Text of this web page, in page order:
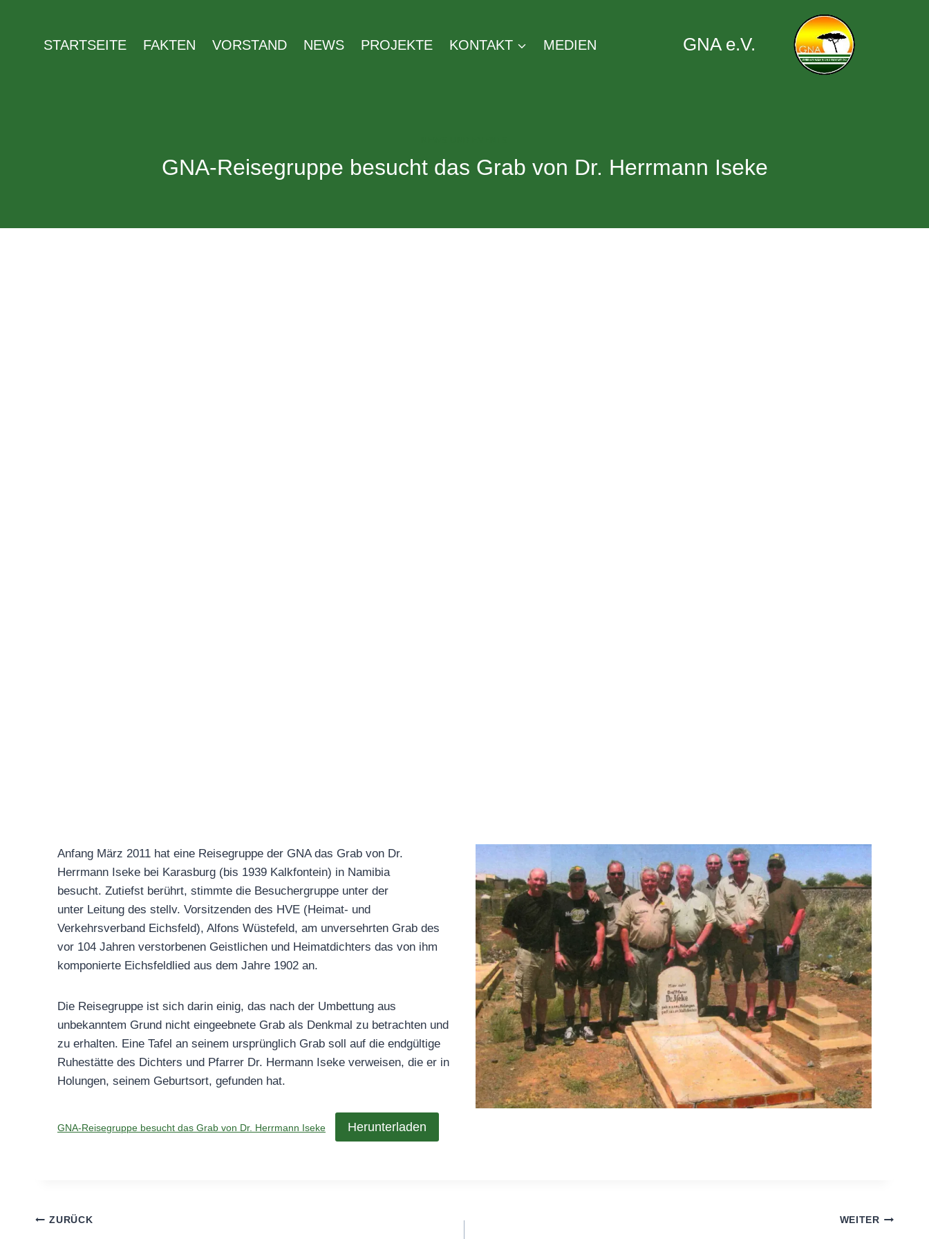
STARTSEITE FAKTEN VORSTAND NEWS PROJEKTE KONTAKT MEDIEN GNA e.V.
GNA-Reisegruppe besucht das Grab von Dr. Herrmann Iseke
Anfang März 2011 hat eine Reisegruppe der GNA das Grab von Dr.
Herrmann Iseke bei Karasburg (bis 1939 Kalkfontein) in Namibia
besucht. Zutiefst berührt, stimmte die Besuchergruppe unter der
unter Leitung des stellv. Vorsitzenden des HVE (Heimat- und
Verkehrsverband Eichsfeld), Alfons Wüstefeld, am unversehrten Grab des
vor 104 Jahren verstorbenen Geistlichen und Heimatdichters das von ihm
komponierte Eichsfeldlied aus dem Jahre 1902 an.
Die Reisegruppe ist sich darin einig, das nach der Umbettung aus
unbekanntem Grund nicht eingeebnete Grab als Denkmal zu betrachten und
zu erhalten. Eine Tafel an seinem ursprünglich Grab soll auf die endgültige
Ruhestätte des Dichters und Pfarrer Dr. Hermann Iseke verweisen, die er in
Holungen, seinem Geburtsort, gefunden hat.
GNA-Reisegruppe besucht das Grab von Dr. Herrmann Iseke Herunterladen
Beitragsnavigation
ZURÜCK WEITER